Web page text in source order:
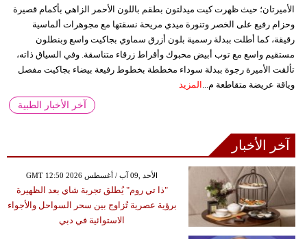
الأميرتان؛ حيث ظهرت كيت ميدلتون بطقم باللون الأحمر الزاهي بأكمام قصيرة
وحزام رفيع على الخصر وتنورة ميدي مريحة نسقتها مع مجوهرات ألماسية
رقيقة، كما أطلت ببدلة رسمية بلون أزرق سماوي بجاكيت واسع وبنطلون
مستقيم واسع مع توب أبيض محبوك وأقراط زرقاء متناسقة. وفي السياق ذاته،
تألقت الأميرة رجوة ببدلة سوداء مخططة بخطوط رفيعة بيضاء بجاكيت مفصل
وياقة عريضة متقاطعة م...
المزيد
آخر الأخبار الطبية
آخر الأخبار
GMT 12:50 2026 الأحد ,09 آب / أغسطس
"ذا تي روم" يُطلق تجربة شاي بعد الظهيرة
برؤية عصرية تُزاوج بين سحر السواحل والأجواء
الاستوائية في دبي